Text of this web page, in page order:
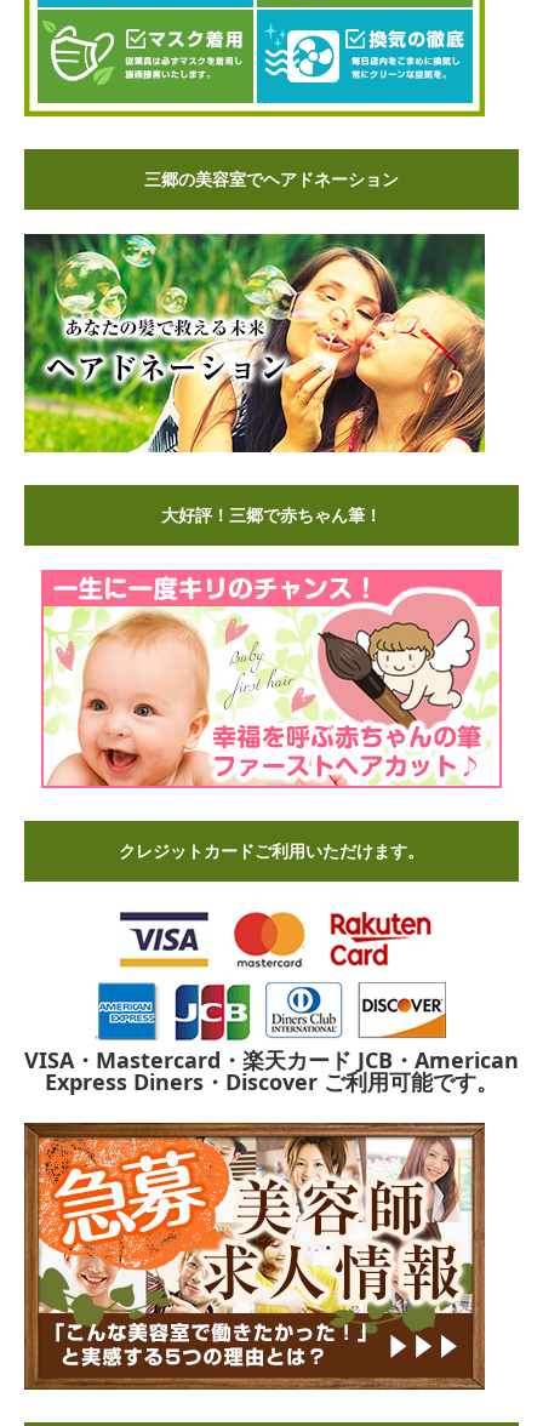
三郷の美容室でヘアドネーション
大好評！三郷で赤ちゃん筆！
クレジットカードご利用いただけます。
VISA・Mastercard・楽天カード JCB・American
Express Diners・Discover ご利用可能です。